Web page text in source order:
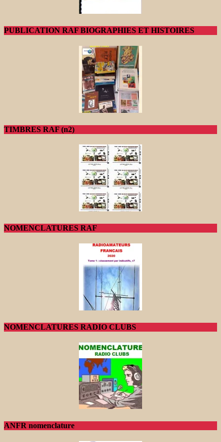
PUBLICATION RAF BIOGRAPHIES ET HISTOIRES
TIMBRES RAF (n2)
NOMENCLATURES RAF
NOMENCLATURES RADIO CLUBS
ANFR nomenclature